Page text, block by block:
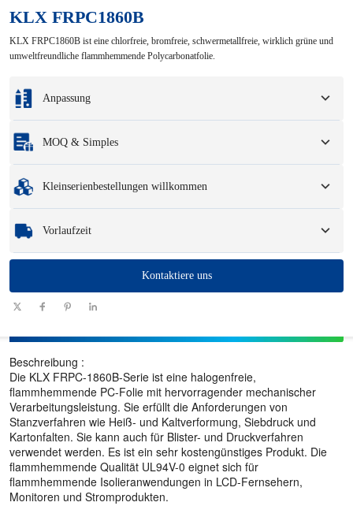
KLX FRPC1860B
KLX FRPC1860B ist eine chlorfreie, bromfreie, schwermetallfreie, wirklich grüne und
umweltfreundliche flammhemmende Polycarbonatfolie.
Anpassung
Konstruktionszeichnungen.
MOQ & Simples
Muster: Für verfügbare, kundenspezifische Muster können eine Gebühr und
Kleinserienbestellungen willkommen
helfen, schnell und effizient die Produkte zu erhalten, die Sie benötigen.
Vorlaufzeit
101 - 1000 1001 - 10000
(Tage)
Kontaktiere uns
Beschreibung :
Die KLX FRPC-1860B-Serie ist eine halogenfreie,
flammhemmende PC-Folie mit hervorragender mechanischer
Verarbeitungsleistung. Sie erfüllt die Anforderungen von
Stanzverfahren wie Heiß- und Kaltverformung, Siebdruck und
Kartonfalten. Sie kann auch für Blister- und Druckverfahren
verwendet werden. Es ist ein sehr kostengünstiges Produkt. Die
flammhemmende Qualität UL94V-0 eignet sich für
flammhemmende Isolieranwendungen in LCD-Fernsehern,
Monitoren und Stromprodukten.